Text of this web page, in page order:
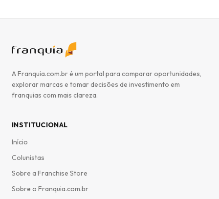
A Franquia.com.br é um portal para comparar oportunidades,
explorar marcas e tomar decisões de investimento em
franquias com mais clareza.
INSTITUCIONAL
Início
Colunistas
Sobre a Franchise Store
Sobre o Franquia.com.br